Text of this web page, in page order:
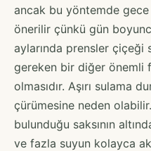
ancak bu yöntemde gece
önerilir çünkü gün
aylarında prensler
gereken bir diğer önemli
olmasıdır. Aşırı sulama
çürümesine neden
bulunduğu saksının
ve fazla suyun kolayca